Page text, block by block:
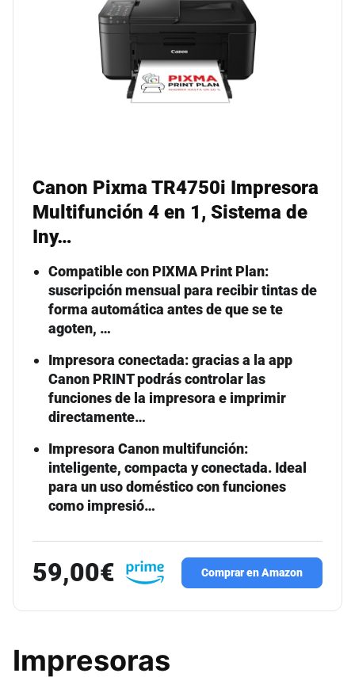
Canon Pixma TR4750i Impresora
Multifunción 4 en 1, Sistema de
Iny…
Compatible con PIXMA Print Plan:
suscripción mensual para recibir tintas de
forma automática antes de que se te
agoten, …
Impresora conectada: gracias a la app
Canon PRINT podrás controlar las
funciones de la impresora e imprimir
directamente…
Impresora Canon multifunción:
inteligente, compacta y conectada. Ideal
para un uso doméstico con funciones
como impresió…
59,00€ Comprar en Amazon
Impresoras